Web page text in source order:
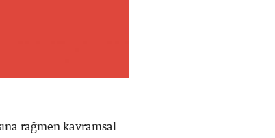
rağmen kavramsal